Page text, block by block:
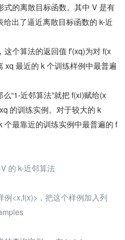
式的离散目标函数。其中 V 是有
给出了逼近离散目标函数的 k-近
个算法的返回值 f′(xq)为对 f(x
xq 最近的 k 个训练样例中最普遍
“1-近邻算法”就把 f(xi)赋给(x
的训练实例。对于较大的 k
个最靠近的训练实例中最普遍的 f
的 k-近邻算法
例<x,f(x)>，把这个样例加入列